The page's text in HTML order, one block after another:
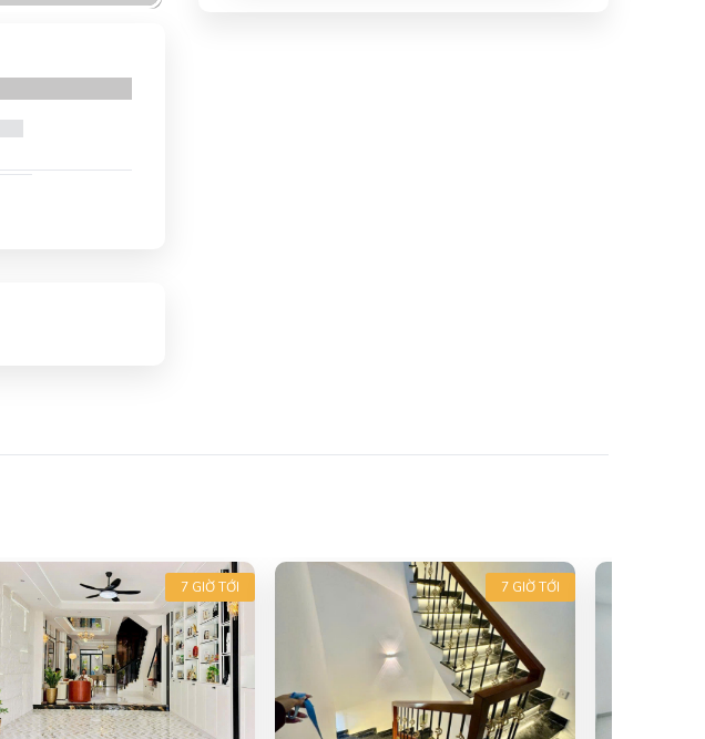
7 GIỜ TỚI 7 GIỜ TỚI